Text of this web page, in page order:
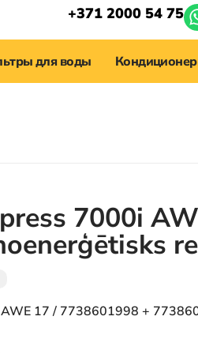
+371 2000 54 75
для воды
7000i AW
17 / 7738601998 +